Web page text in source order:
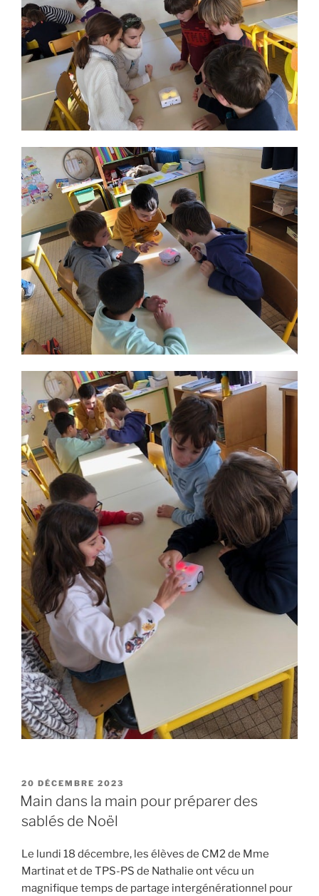
PUBLIÉ
LE
20 DÉCEMBRE 2023
Main dans la main pour préparer des
sablés de Noël
Le lundi 18 décembre, les élèves de CM2 de Mme
Martinat et de TPS-PS de Nathalie ont vécu un
magnifique temps de partage intergénérationnel pour